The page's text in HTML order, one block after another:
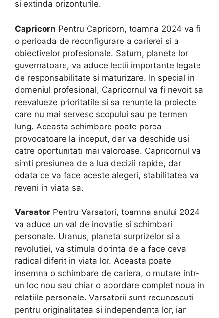
si extinda orizonturile.
Capricorn Pentru Capricorn, toamna 2024 va fi
o perioada de reconfigurare a carierei si a
obiectivelor profesionale. Saturn, planeta lor
guvernatoare, va aduce lectii importante legate
de responsabilitate si maturizare. In special in
domeniul profesional, Capricornul va fi nevoit sa
reevalueze prioritatile si sa renunte la proiecte
care nu mai servesc scopului sau pe termen
lung. Aceasta schimbare poate parea
provocatoare la inceput, dar va deschide usi
catre oportunitati mai valoroase. Capricornul va
simti presiunea de a lua decizii rapide, dar
odata ce va face aceste alegeri, stabilitatea va
reveni in viata sa.
Varsator Pentru Varsatori, toamna anului 2024
va aduce un val de inovatie si schimbari
personale. Uranus, planeta surprizelor si a
revolutiei, va stimula dorinta de a face ceva
radical diferit in viata lor. Aceasta poate
insemna o schimbare de cariera, o mutare intr-
un loc nou sau chiar o abordare complet noua in
relatiile personale. Varsatorii sunt recunoscuti
pentru originalitatea si independenta lor, iar